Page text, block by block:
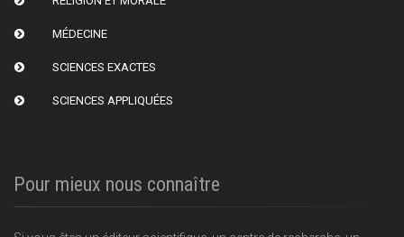
MÉDECINE
SCIENCES EXACTES
SCIENCES APPLIQUÉES
Pour mieux nous connaître